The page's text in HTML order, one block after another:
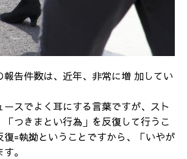
報告件数は、近年、非常に増 加してい
ースでよく耳にする言葉ですが、スト
「つきまとい行為」を反復して行うこ
復=執拗ということですから、「いやが
。